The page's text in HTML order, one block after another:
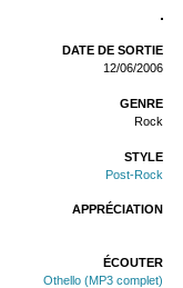
DATE DE SORTIE
12/06/2006
GENRE
Rock
STYLE
Post-Rock
APPRÉCIATION
ÉCOUTER
Othello (MP3 complet)